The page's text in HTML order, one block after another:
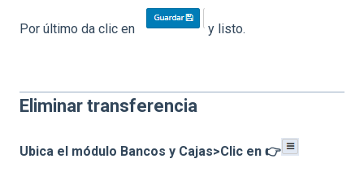
Por último da clic en y listo.
Eliminar transferencia
Ubica el módulo Bancos y Cajas>Clic en 👉